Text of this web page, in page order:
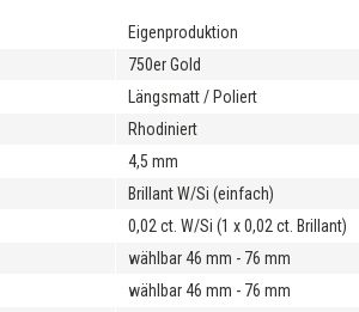
Eigenproduktion
750er Gold
Längsmatt / Poliert
Rhodiniert
4,5 mm
Brillant W/Si (einfach)
0,02 ct. W/Si (1 x 0,02 ct. Brillant)
wählbar 46 mm - 76 mm
wählbar 46 mm - 76 mm